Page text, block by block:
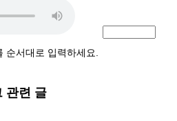
순서대로 입력하세요.
관련 글